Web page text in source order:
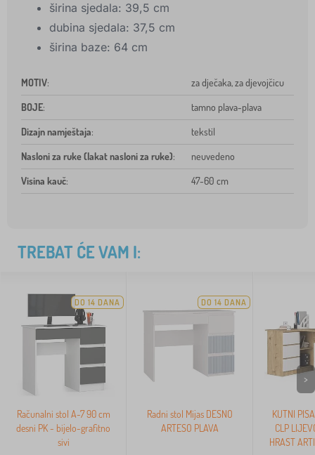
širina sjedala: 39,5 cm
dubina sjedala: 37,5 cm
širina baze: 64 cm
MOTIV: za dječaka, za djevojčicu
BOJE: tamno plava-plava
Dizajn namještaja: tekstil
Nasloni za ruke (lakat nasloni za ruke): neuvedeno
Visina kauč: 47-60 cm
TREBAT ĆE VAM I:
DO 14 DANA
Računalni stol A-7 90 cm
desni PK - bijelo-grafitno
sivi
DO 14 DANA
Radni stol Mijas DESNO
ARTESO PLAVA
KUTNI
CLP
HRAST
>